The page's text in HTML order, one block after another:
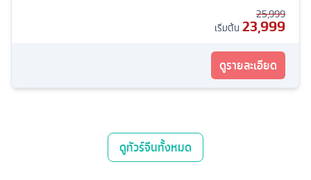
25,999
เริ่มต้น 23,999
ดูรายละเอียด
ดูทัวร์จีนทั้งหมด